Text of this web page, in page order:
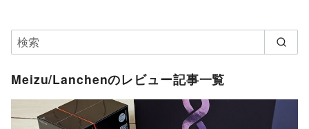
Meizu/Lanchenのレビュー記事一覧